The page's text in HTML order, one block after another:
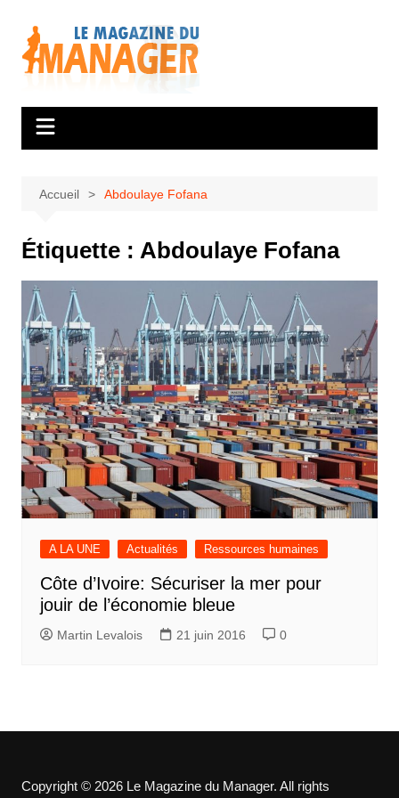
contenu
Accueil Abdoulaye Fofana
Étiquette : Abdoulaye Fofana
A LA UNE Actualités Ressources humaines
Côte d’Ivoire: Sécuriser la mer pour
jouir de l’économie bleue
Martin Levalois 21 juin 2016 0
Copyright © 2026 Le Magazine du Manager. All rights